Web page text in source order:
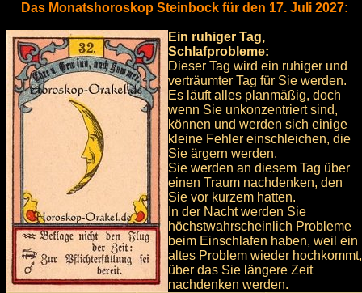
Das Monatshoroskop Steinbock für den 17. Juli 2027:
Ein ruhiger Tag,
Schlafprobleme:
Dieser Tag wird ein ruhiger und
verträumter Tag für Sie werden.
Es läuft alles planmäßig, doch
wenn Sie unkonzentriert sind,
können und werden sich einige
kleine Fehler einschleichen, die
Sie ärgern werden.
Sie werden an diesem Tag über
einen Traum nachdenken, den
Sie vor kurzem hatten.
In der Nacht werden Sie
höchstwahrscheinlich Probleme
beim Einschlafen haben, weil ein
altes Problem wieder hochkommt,
über das Sie längere Zeit
nachdenken werden.